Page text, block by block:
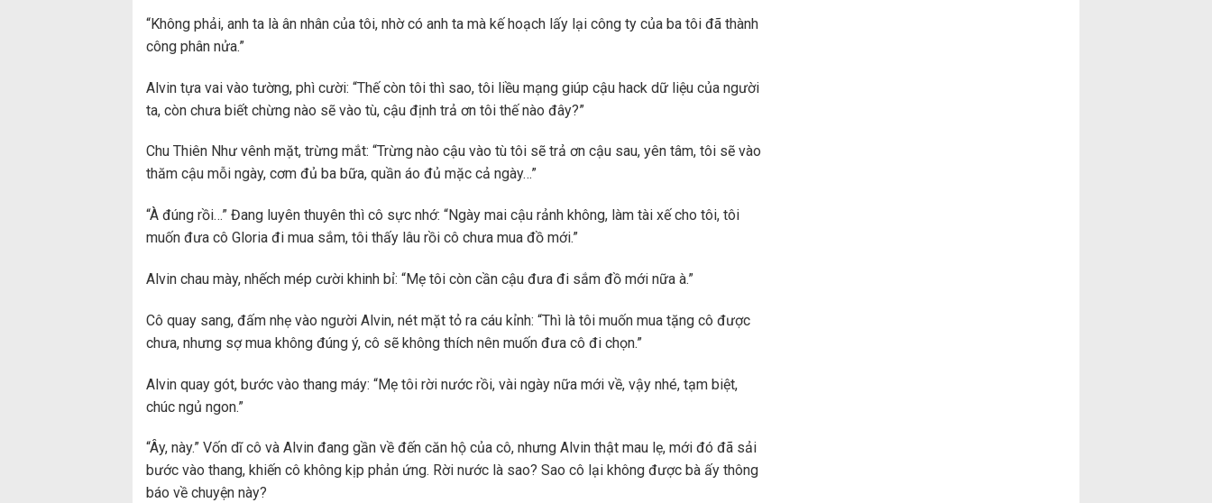
“Không phải, anh ta là ân nhân của tôi, nhờ có anh ta mà kế hoạch lấy lại công ty của ba tôi đã thành
công phân nửa.”
Alvin tựa vai vào tường, phì cười: “Thế còn tôi thì sao, tôi liều mạng giúp cậu hack dữ liệu của người
ta, còn chưa biết chừng nào sẽ vào tù, cậu định trả ơn tôi thế nào đây?”
Chu Thiên Như vênh mặt, trừng mắt: “Trừng nào cậu vào tù tôi sẽ trả ơn cậu sau, yên tâm, tôi sẽ vào
thăm cậu mỗi ngày, cơm đủ ba bữa, quần áo đủ mặc cả ngày…”
“À đúng rồi…” Đang luyên thuyên thì cô sực nhớ: “Ngày mai cậu rảnh không, làm tài xế cho tôi, tôi
muốn đưa cô Gloria đi mua sắm, tôi thấy lâu rồi cô chưa mua đồ mới.”
Alvin chau mày, nhếch mép cười khinh bỉ: “Mẹ tôi còn cần cậu đưa đi sắm đồ mới nữa à.”
Cô quay sang, đấm nhẹ vào người Alvin, nét mặt tỏ ra cáu kỉnh: “Thì là tôi muốn mua tặng cô được
chưa, nhưng sợ mua không đúng ý, cô sẽ không thích nên muốn đưa cô đi chọn.”
Alvin quay gót, bước vào thang máy: “Mẹ tôi rời nước rồi, vài ngày nữa mới về, vậy nhé, tạm biệt,
chúc ngủ ngon.”
“Ây, này.” Vốn dĩ cô và Alvin đang gần về đến căn hộ của cô, nhưng Alvin thật mau lẹ, mới đó đã sải
bước vào thang, khiến cô không kịp phản ứng. Rời nước là sao? Sao cô lại không được bà ấy thông
báo về chuyện này?